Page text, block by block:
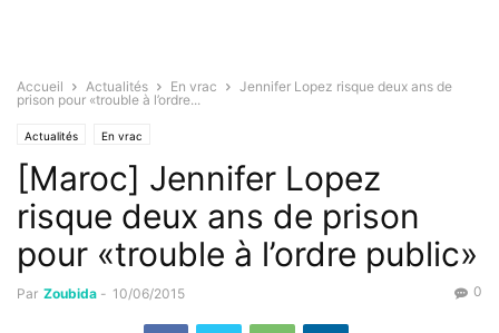
Accueil Actualités En vrac
Jennifer Lopez risque deux ans de
prison pour «trouble à l’ordre...
Actualités En vrac
[Maroc] Jennifer Lopez
risque deux ans de prison
pour «trouble à l’ordre public»
Par Zoubida - 10/06/2015 0